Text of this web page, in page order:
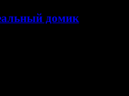
домик